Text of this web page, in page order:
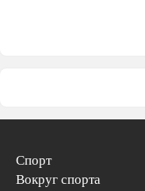
Спорт
Вокруг спорта